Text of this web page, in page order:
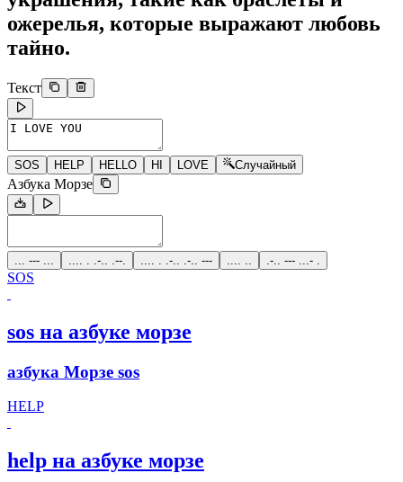
ожерелья, которые выражают любовь
тайно.
Текст
SOS HELP HELLO HI LOVE Случайный
Азбука Морзе
... --- ... .... . .-.. .--. .... . .-.. .-.. --- .-.. --- ...- .
SOS
sos на азбуке морзе
азбука Морзе sos
HELP
help на азбуке морзе